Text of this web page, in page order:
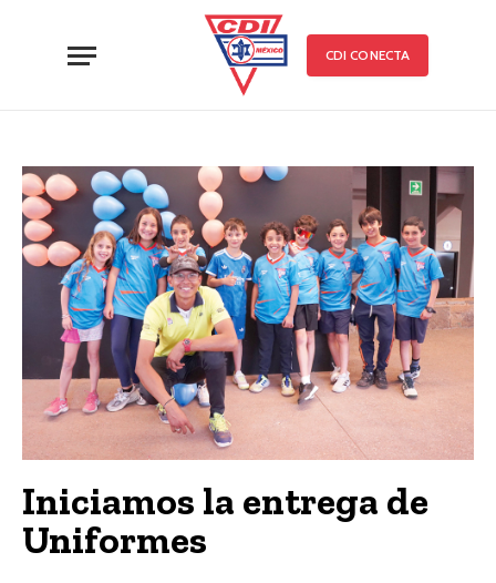
CDI CONECTA
Iniciamos la entrega de
Uniformes